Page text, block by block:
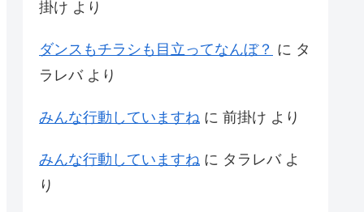
掛け より
ダンスもチラシも目立ってなんぼ？ に タ
ラレバより
みんな行動していますね に 前掛け より
みんな行動していますね に タラレバよ
り